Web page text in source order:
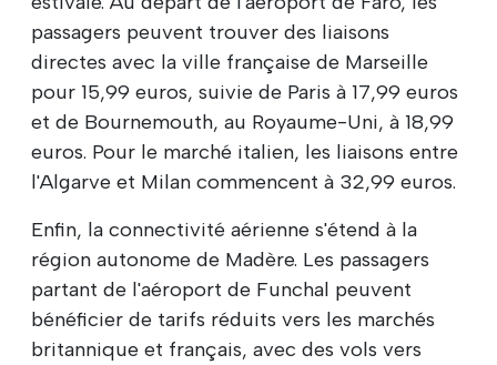
passagers peuvent trouver des liaisons
directes avec la ville française de Marseille
pour 15,99 euros, suivie de Paris à 17,99 euros
et de Bournemouth, au Royaume-Uni, à 18,99
euros. Pour le marché italien, les liaisons entre
l'Algarve et Milan commencent à 32,99 euros.
Enfin, la connectivité aérienne s'étend à la
région autonome de Madère. Les passagers
partant de l'aéroport de Funchal peuvent
bénéficier de tarifs réduits vers les marchés
britannique et français, avec des vols vers